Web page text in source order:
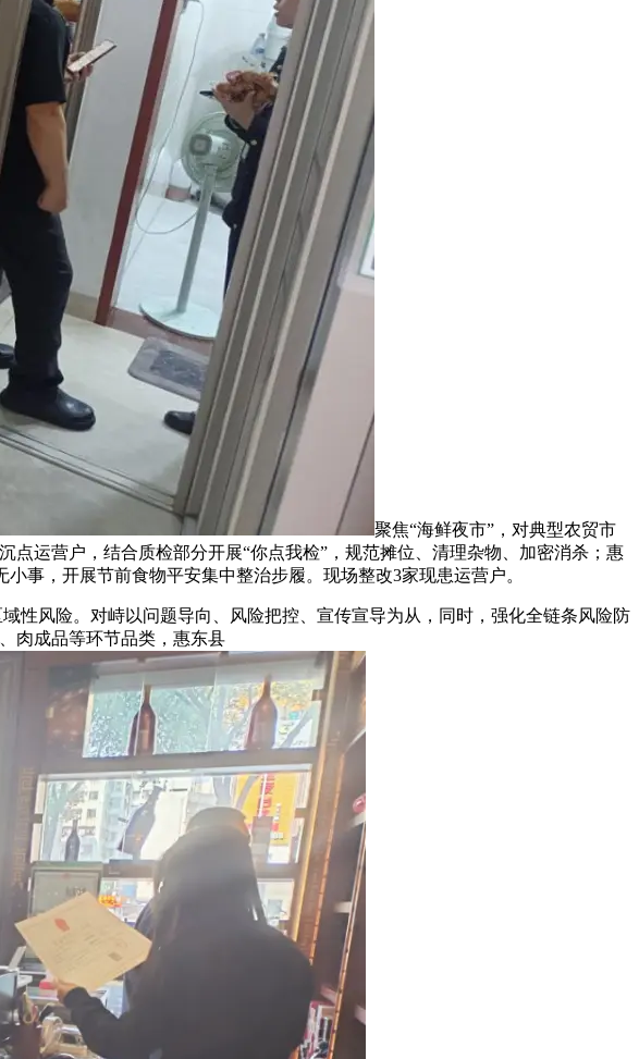
聚焦“海鲜夜市”，对典型农贸市
运营户，结合质检部分开展“你点我检”，规范摊位、清理杂物、加密消杀；惠
事，开展节前食物平安集中整治步履。现场整改3家现患运营户。
风险。对峙以问题导向、风险把控、宣传宣导为从，同时，强化全链条风险防
肉成品等环节品类，惠东县